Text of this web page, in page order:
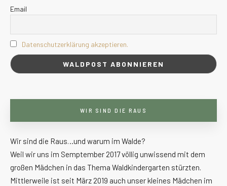
Email
Datenschutzerklärung akzeptieren.
WIR SIND DIE RAUS
Wir sind die Raus…und warum im Walde?
Weil wir uns im Semptember 2017 völlig unwissend mit dem
großen Mädchen in das Thema Waldkindergarten stürzten.
Mittlerweile ist seit März 2019 auch unser kleines Mädchen im